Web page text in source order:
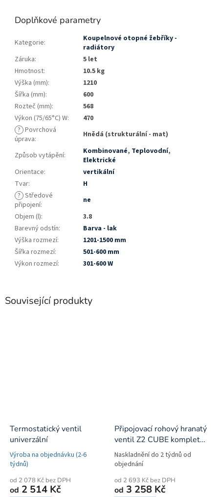
Související produkty
Termostatický ventil
univerzální
Výroba na objednávku (2-6
týdnů)
od 2 078 Kč bez DPH
od 2 514 Kč
Připojovací rohový hranatý
ventil Z2 CUBE komplet
set
Naskladnění do 2 týdnů od
objednání
od 2 693 Kč bez DPH
od 3 258 Kč
Doplňkové parametry
Kategorie:
Koupelnové otopné žebříky -
radiátory
Záruka:
5 let
Hmotnost:
10.5 kg
Výška (mm):
1210
Šířka (mm):
600
Rozteč (mm):
568
Výkon (75/65°C) W:
470
? Povrchová
úprava: Hnědá (strukturální - mat)
Způsob vytápění: Kombinované, Teplovodní,
Elektrické
Orientace:
vertikální
Tvar:
H
? Středové
připojení:
ne
Objem (l):
3.8
Barevný odstín:
Barva - lak
Výška rozmezí:
1201-1500 mm
Šířka rozmezí:
501-600 mm
Výkon rozmezí: 301-600 W